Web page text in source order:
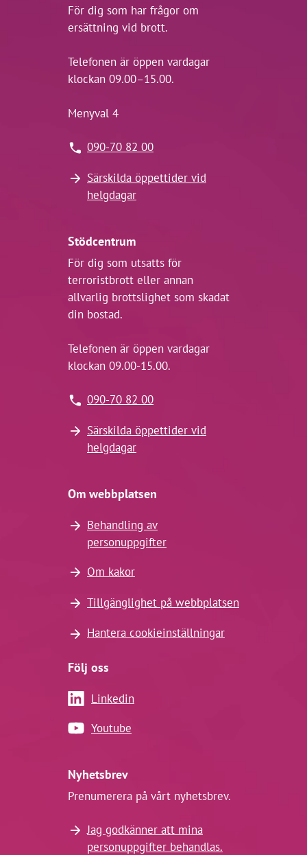
För dig som har frågor om
ersättning vid brott.
Telefonen är öppen vardagar
klockan 09.00–15.00.
Menyval 4
090-70 82 00
Särskilda öppettider vid
helgdagar
Stödcentrum
För dig som utsatts för
terroristbrott eller annan
allvarlig brottslighet som skadat
din bostad.
Telefonen är öppen vardagar
klockan 09.00-15.00.
090-70 82 00
Särskilda öppettider vid
helgdagar
Om webbplatsen
Behandling av
personuppgifter
Om kakor
Tillgänglighet på webbplatsen
Hantera cookieinställningar
Följ oss
Linkedin
Youtube
Nyhetsbrev
Prenumerera på vårt nyhetsbrev.
Jag godkänner att mina
personuppgifter behandlas.